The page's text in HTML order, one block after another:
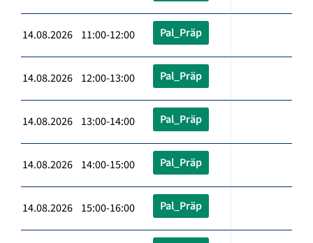
14.08.2026 11:00-12:00 Pal_Präp
14.08.2026 12:00-13:00 Pal_Präp
14.08.2026 13:00-14:00 Pal_Präp
14.08.2026 14:00-15:00 Pal_Präp
14.08.2026 15:00-16:00 Pal_Präp